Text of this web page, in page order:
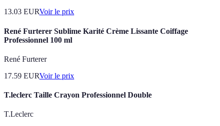
13.03 EURVoir le prix
René Furterer Sublime Karité Crème Lissante Coiffage
Professionnel 100 ml
René Furterer
17.59 EURVoir le prix
T.leclerc Taille Crayon Professionnel Double
T.Leclerc